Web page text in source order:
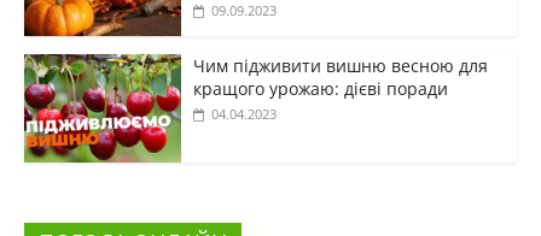
09.09.2023
Чим підживити вишню весною для
кращого урожаю: дієві поради
04.04.2023